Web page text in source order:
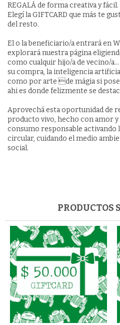
REGALÁ de forma creativa y fácil.
Elegí la GIFTCARD que más te
del resto.
El o la beneficiario/a entrará en
explorará nuestra página
como cualquir hijo/a de vecino/
su compra, la inteligencia
como por arte de mágia si
ahi es donde felizmente se
Aprovechá esta oportunidad de
producto vivo, hecho con amor y
consumo responsable activando
circular, cuidando el medio
social.
PRODUCTOS